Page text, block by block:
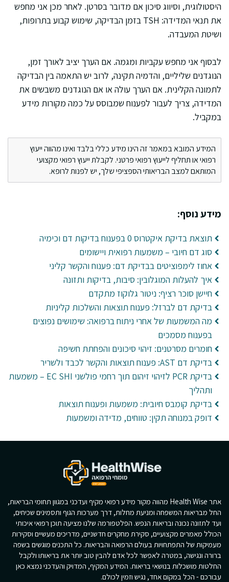
היסטולוגית, וסיווג סיכון אם מדובר בסרטן. לאחר מכן אני מחפש
את תנאי המדידה: TSH בזמן הבדיקה, שימוש קבוע בתרופות,
ושיטת המעבדה.
לבסוף אני מחפש עקביות ומגמה. אם הערך יציב לאורך זמן,
הנוגדנים שליליים, והדמיה תקינה, לרוב יש התאמה בין הבדיקה
לתמונה הקלינית. אם הערך עולה או אם הנוגדנים משבשים את
המדידה, צריך לעבור לפענוח שמבוסס על כמה מקורות מידע
במקביל.
המידע המובא במאמר זה הינו מידע כללי בלבד ואינו מהווה ייעוץ
רפואי או תחליף לייעוץ רפואי פרטני. לקבלת ייעוץ רפואי מקצועי
המותאם למצב הבריאותי הספציפי שלך, יש לפנות לרופא.
מידע נוסף:
תוצאת בדיקת איקטרוס 0 בפענוח בדיקות דם וכימיה
סוג דם חיובי – משמעות רפואית ויישומים
אחוז לימפוציטים בבדיקת דם: פענוח והקשר קליני
איך להעלות המוגלובין: סיבות, בדיקות ותזונה
חיישן סוכר רציף: ניטור גלוקוז מתקדם
בדיקת דם לברזל: פענוח תוצאות והשלכות קליניות
מה המשמעות של אחרי ניתוח ברפואה: שימושים נפוצים
בפענוח מסמכים
חומרים מסרטנים: זיהוי סיכונים והפחתת חשיפה
בדיקת דם AST: פענוח תוצאות והקשר לכבד ולשריר
בדיקת PCR לזיהוי זיהום תוך רחמי פולשני EC SHI – משמעות
ותהליך
בדיקת קומבס חיובית: משמעות ופענוח תוצאות
דופק במנוחה תקין: טווחים, מדידה ומשמעות
אתר Health Wise מהווה מקור מידע רפואי מקיף ועדכני במגוון תחומי הבריאות,
החל מבריאות המשפחה ומניעת מחלות, דרך מערכות הגוף ותסמינים שכיחים,
ועד לתזונה נכונה ובריאות הנפש. הפלטפורמה שלנו מציעה תוכן רפואי איכותי
הכולל מאמרים מקצועיים, סקירת מחקרים חדשניים, מדריכים מעשיים וסקירות
מעמיקות של התפתחויות בעולם הרפואה והבריאות. כל התכנים מוגשים בשפה
ברורה ונגישה, במטרה לאפשר לכל אדם להבין טוב יותר את בריאותו ולקבל
החלטות מושכלות בנושאי בריאות. המידע המקיף, המדויק והעדכני נמצא כאן
עבורכם - הכל במקום אחד, נגיש וזמין לכולם.